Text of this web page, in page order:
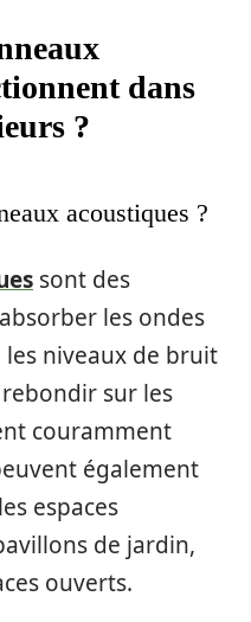
dans
?
acoustiques ?
sont des
les ondes
niveaux de bruit
sur les
couramment
également
espaces
de jardin,
ouverts.